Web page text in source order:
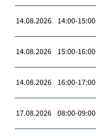
14.08.2026 14:00-15:00
14.08.2026 15:00-16:00
14.08.2026 16:00-17:00
17.08.2026 08:00-09:00